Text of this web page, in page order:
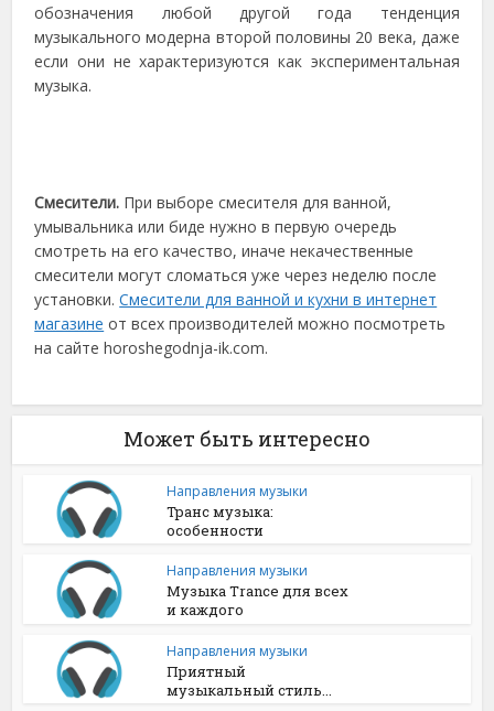
обозначения любой другой года тенденция
музыкального модерна второй половины 20 века, даже
если они не характеризуются как экспериментальная
музыка.
Смесители. При выборе смесителя для ванной,
умывальника или биде нужно в первую очередь
смотреть на его качество, иначе некачественные
смесители могут сломаться уже через неделю после
установки.Смесители для ванной и кухни в интернет
магазине от всех производителей можно посмотреть
на сайте horoshegodnja-ik.com.
Может быть интересно
Направления музыки
Транс музыка:
особенности
Направления музыки
Музыка Trance для всех
и каждого
Направления музыки
Приятный
музыкальный стиль...